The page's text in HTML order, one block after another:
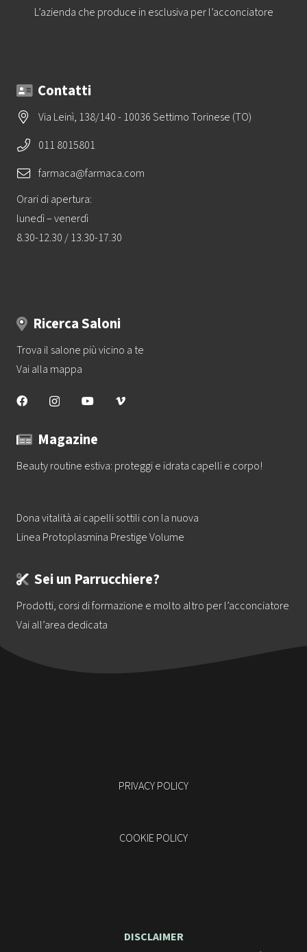
L’azienda che produce in esclusiva per l’acconciatore
Contatti
Via Leinì, 138/140 - 10036 Settimo Torinese (TO)
011 8015801
farmaca@farmaca.com
Orari di apertura:
lunedì – venerdì
8.30-12.30 / 13.30-17.30
Ricerca Saloni
Trova il salone più vicino a te
Vai alla mappa
Magazine
Beauty routine estiva: proteggi e idrata capelli e corpo!
Dona vitalità ai capelli sottili con la nuova
Linea Protoplasmina Prestige Volume
Sei un Parrucchiere?
Prodotti, corsi di formazione e molto altro per l’acconciatore
Vai all’area dedicata
PRIVACY POLICY
COOKIE POLICY
DISCLAIMER